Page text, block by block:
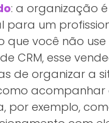
: a organização é
para um
que você não
CRM, esse
de organizar a
acompanhar
por exemplo,